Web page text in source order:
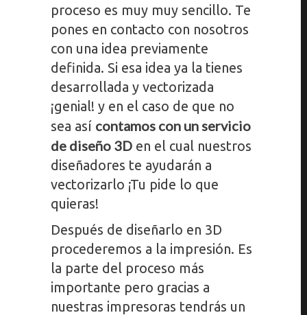
proceso es muy muy sencillo. Te
pones en contacto con nosotros
con una idea previamente
definida. Si esa idea ya la tienes
desarrollada y vectorizada
¡genial! y en el caso de que no
sea así contamos con un servicio
de diseño 3D en el cual nuestros
diseñadores te ayudarán a
vectorizarlo ¡Tu pide lo que
quieras!
Después de diseñarlo en 3D
procederemos a la impresión. Es
la parte del proceso más
importante pero gracias a
nuestras impresoras tendrás un